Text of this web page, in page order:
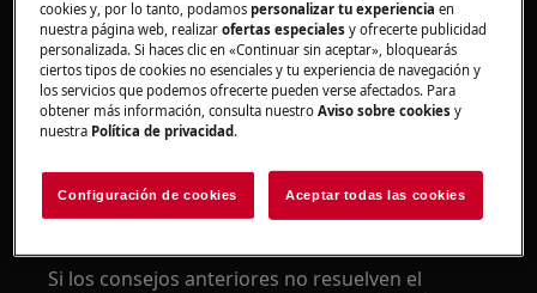
1. Póngase en contacto con el técnico que
instaló el electrodoméstico para asegurarse
de que el cerrojo y la puerta se hayan
instalado de acuerdo con las instrucciones
2. Póngase en contacto con el Servicio Técnico
Si los consejos anteriores no resuelven el
cookies y, por lo tanto, podamospersonalizar tu experienciaen
nuestra página web, realizarofertas especiales y ofrecerte publicidad
personalizada. Si haces clic en «Continuar sin aceptar», bloquearás
ciertos tipos de cookies no esenciales y tu experiencia de navegación y
los servicios que podemos ofrecerte pueden verse afectados. Para
obtener más información, consulta nuestroAviso sobre cookies y
nuestra Política de privacidad .
Configuración de cookies Aceptar todas las cookies